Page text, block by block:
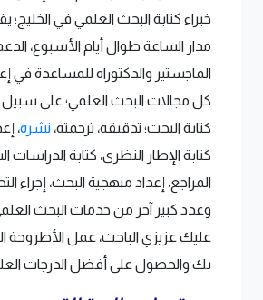
خبراء كتابة البحث العلمي في الخليج؛
مدار الساعة طوال أيام الأسبوع،
الماجستير والدكتوراه للمساعدة في
كل مجالات البحث العلمي؛ على سبيل
كتابة البحث؛ تدقيقه، ترجمته، نشره،
كتابة الإطار النظري، كتابة الدراسات
المراجع، إعداد منهجية البحث، إجراء
وعدد كبير آخر من خدمات البحث
عليك عزيزي الباحث، عمل الأطروحة
بك والحصول على أفضل الدرجات